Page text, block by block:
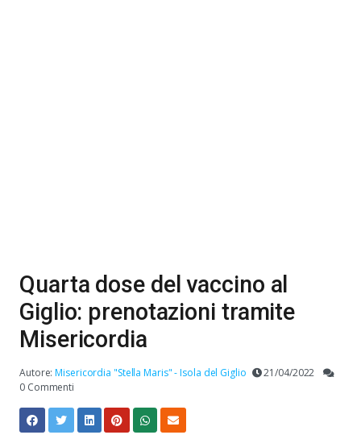
Quarta dose del vaccino al
Giglio: prenotazioni tramite
Misericordia
Autore:Misericordia "Stella Maris" - Isola del Giglio
21/04/2022
0 Commenti